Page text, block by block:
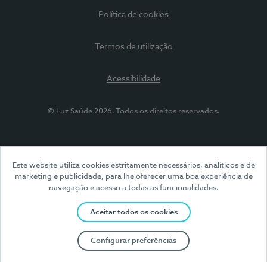
Este website utiliza cookies estritamente necessários, analíticos e de
marketing e publicidade, para lhe oferecer uma boa experiência de
navegação e acesso a todas as funcionalidades.
Aceitar todos os cookies
Configurar preferências
Política de cookies
Termos de utilização
Acessibilidade
© Luz Saúde 2026. Todos os direitos reservados.